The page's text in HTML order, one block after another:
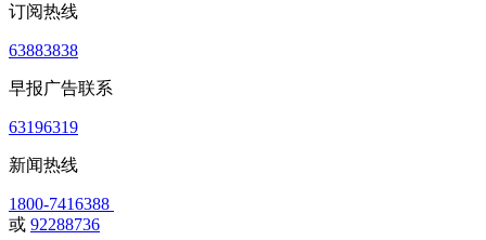
订阅热线
63883838
早报广告联系
63196319
新闻热线
1800-7416388
或 92288736